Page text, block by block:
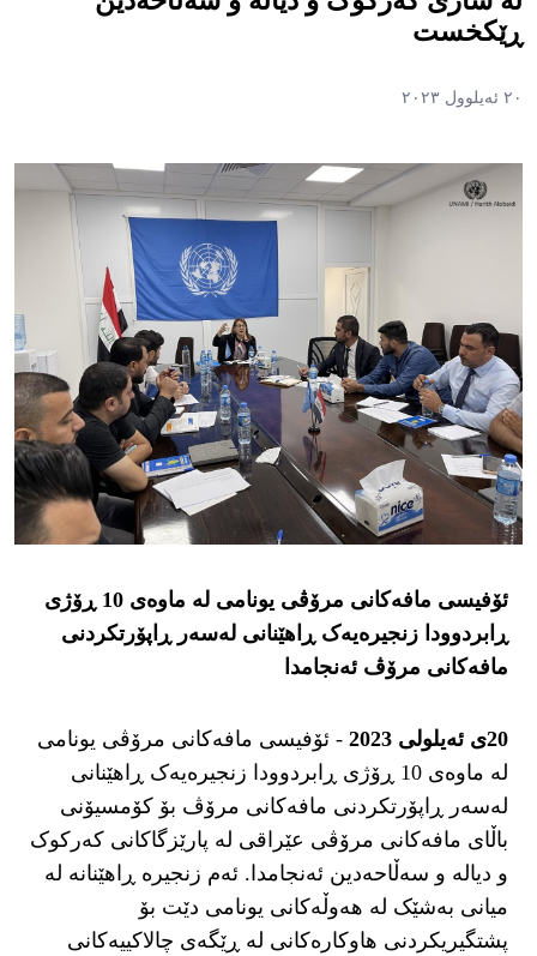
ڕێکخست
٢٠ ئەیلوول ٢٠٢٣
ئۆفیسی مافەكانی مرۆڤی یونامی لە ماوەی 10 ڕۆژی
ڕابردوودا زنجیرەیەک ڕاهێنانی لەسەر ڕاپۆرتکردنی
مافەکانی مرۆڤ ئەنجامدا
20ی ئەیلولی 2023
- ئۆفیسی مافەكانی مرۆڤی یونامی
لە ماوەی 10 ڕۆژی ڕابردوودا زنجیرەیەک ڕاهێنانی
لەسەر ڕاپۆرتکردنی مافەکانی مرۆڤ بۆ کۆمسیۆنی
باڵای مافەكانی مرۆڤی عێراقی لە پارێزگاکانی کەرکوک
و دیالە و سەڵاحەدین ئەنجامدا. ئەم زنجیرە ڕاهێنانە لە
میانی بەشێک لە هەوڵەکانی یونامی دێت بۆ
پشتگیریکردنی هاوكارەكانی لە ڕێگەی چالاکییەکانی